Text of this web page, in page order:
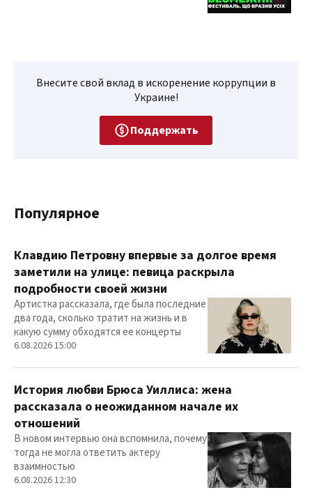
Внесите свой вклад в искоренение коррупции в
Украине!
Поддержать
Популярное
Клавдию Петровну впервые за долгое время
заметили на улице: певица раскрыла
подробности своей жизни
Артистка рассказала, где была последние
два года, сколько тратит на жизнь и в
какую сумму обходятся ее концерты
6.08.2026 15:00
История любви Брюса Уиллиса: жена
рассказала о неожиданном начале их
отношений
В новом интервью она вспомнила, почему
тогда не могла ответить актеру
взаимностью
6.08.2026 12:30